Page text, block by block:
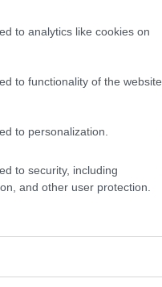
to analytics like cookies on
to functionality of the website
to personalization.
to security, including
and other user protection.
unassistente
risparmi di
dialoga con
umano
è